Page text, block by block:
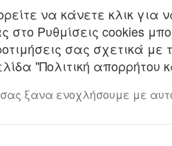
ΕΘΝΙΚΗΣ
Το άρθρο 90 του Κώδικα
(π.δ. 63/2005, Α’ 98), το
ν. 4622/2019 (Α’ 133).
«Επιτελικό Κράτος:
οργάνων και
να κάνετε κλικ
Ρυθμίσεις cookies
σας σχετικά
"Πολιτική απορρήτου
ξανα ενοχλήσουμε με